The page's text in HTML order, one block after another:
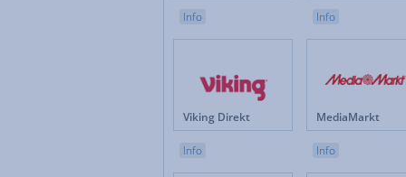
Weihnachten
Info Info
Viking Direkt
Info
MediaMarkt
Info